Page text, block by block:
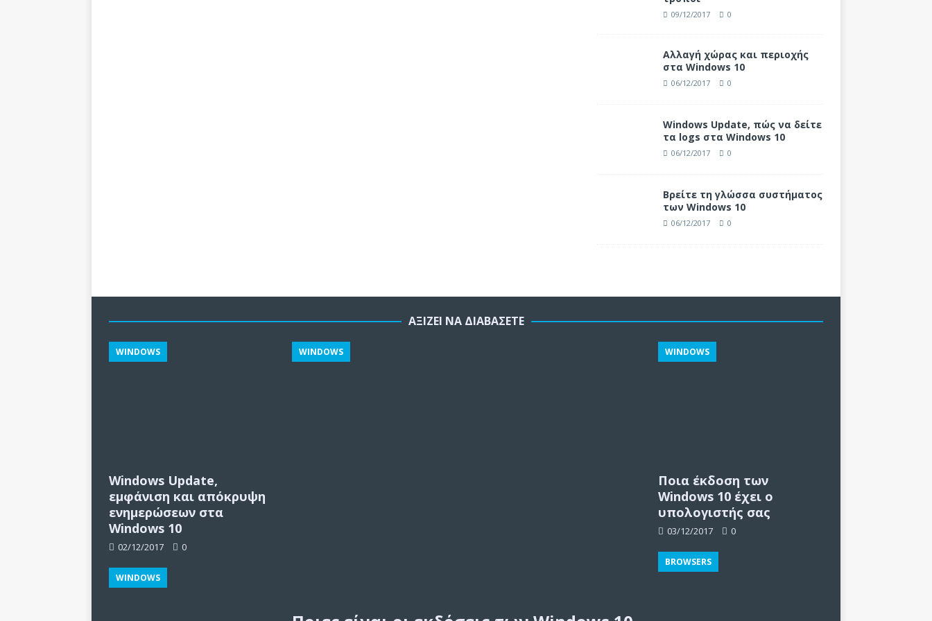
09/12/2017 0
Αλλαγή χώρας και περιοχής
στα Windows 10
06/12/2017 0
Windows Update, πώς να δείτε
τα logs στα Windows 10
06/12/2017 0
Βρείτε τη γλώσσα συστήματος
των Windows 10
06/12/2017 0
ΑΞΊΖΕΙ ΝΑ ΔΙΑΒΆΣΕΤΕ
WINDOWS
Ποια έκδοση των
Windows 10 έχει ο
υπολογιστής σας
WINDOWS
03/12/2017 0
BROWSERS
Windows Update,
εμφάνιση και απόκρυψη
ενημερώσεων στα
Windows 10
WINDOWS
02/12/2017 0
WINDOWS